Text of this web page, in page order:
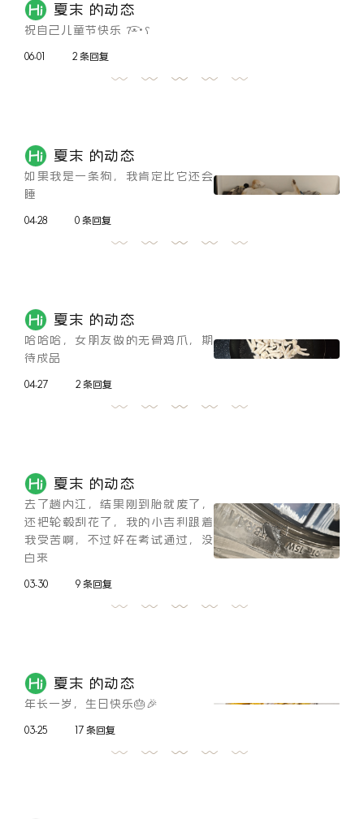
夏末 的动态
祝自己儿童节快乐 ʔ•̫͡•ʕ
06-01 2 条回复
夏末 的动态
如果我是一条狗，我肯定比它还会
睡
04-28 0 条回复
夏末 的动态
哈哈哈，女朋友做的无骨鸡爪，期
待成品
04-27 2 条回复
夏末 的动态
去了趟内江，结果刚到胎就废了，
还把轮毂刮花了，我的小吉利跟着
我受苦啊，不过好在考试通过，没
白来
03-30 9 条回复
夏末 的动态
年长一岁，生日快乐🎂🎉
03-25 17 条回复